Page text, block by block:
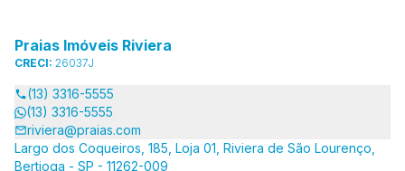
Praias Imóveis Riviera
CRECI: 26037J
(13) 3316-5555
(13) 3316-5555
riviera@praias.com
Largo dos Coqueiros, 185, Loja 01, Riviera de São Lourenço,
Bertioga - SP - 11262-009